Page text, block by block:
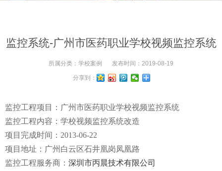
监控系统-广州市医药职业学校视频监控系统
所属分类： 学校案例 发布时间： 2019-08-19
分享到：
监控工程项目：广州市医药职业学校视频监控系统
监控工程内容：学校视频监控系统改造
项目完成时间：2013-06-22
项目地址：广州白云区石井凰岗凤凰路
监控工程服务商： 深圳市丙晨技术有限公司